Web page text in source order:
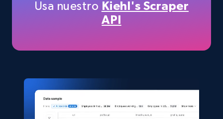
URL, Title, Available, Description, Currency, Initial
5.4K+
Usa nuestro Kiehl's Scraper
API